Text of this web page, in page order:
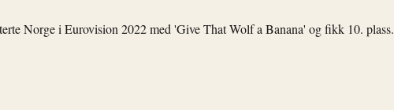
Norge i Eurovision 2022 med 'Give That Wolf a Banana' og fikk 10. plass.